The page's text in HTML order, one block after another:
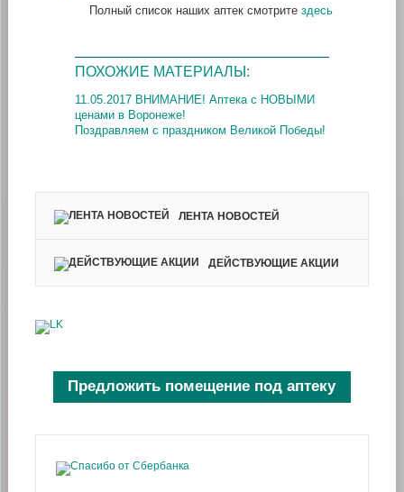
Полный список наших аптек смотрите здесь
ПОХОЖИЕ МАТЕРИАЛЫ:
11.05.2017 ВНИМАНИЕ! Аптека с НОВЫМИ
ценами в Воронеже!
Поздравляем с праздником Великой Победы!
ЛЕНТА НОВОСТЕЙ
ДЕЙСТВУЮЩИЕ АКЦИИ
Предложить помещение под аптеку